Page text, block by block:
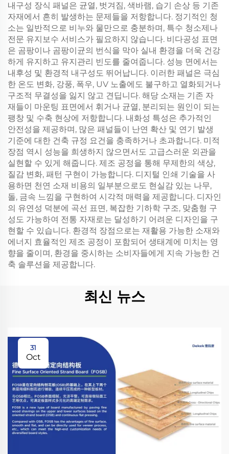
내구성 장식 패널은 균열, 벗겨짐, 색바램, 습기 손상 등 기존
자재에서 흔히 발생하는 문제들을 저항합니다. 정기적인 청
소는 일반적으로 비누와 물만으로 충분하며, 특수 청소제나
전문 유지보수 서비스가 필요하지 않습니다. 비다공성 표면
은 곰팡이나 곰팡이균의 번식을 막아 실내 환경을 더욱 건강
하게 유지하고 유지관리 빈도를 줄여줍니다. 성능 면에서는
내후성 및 환경적 내구성도 뛰어납니다. 이러한 패널은 극심
한 온도 변화, 강풍, 폭우, UV 노출에도 불구하고 열화되거나
구조적 무결성을 잃지 않고 견딥니다. 해당 소재는 기존 자
재들이 마운팅 표면에서 휘거나 균열, 분리되는 원인이 되는
팽창 및 수축 현상에 저항합니다. 내화성 특성은 추가적인
안전성을 제공하며, 많은 패널들이 난연 확산 및 연기 발생
기준에 대한 건축 규정 요건을 충족하거나 초과합니다. 미적
장점 역시 성능을 희생하지 않으면서도 고급스러운 외관을
실현할 수 있게 해줍니다. 제조 공정을 통해 무제한의 색상,
질감 변화, 패턴 구현이 가능합니다. 디지털 인쇄 기술을 사
용하면 천연 소재 비용의 일부분으로도 현실감 있는 나무,
돌, 금속 느낌을 구현하여 시각적 매력을 제공합니다. 디자인
의 유연성 덕분에 곡선 표면, 복잡한 기하학 구조, 맞춤형 구
성도 가능하여 전통 자재로는 달성하기 어려운 디자인을 구
현할 수 있습니다. 환경적 장점으로는 재활용 가능한 소재와
에너지 효율적인 제조 공정이 포함되어 생태계에 미치는 영
향을 줄이며, 환경을 중시하는 소비자들에게 지속 가능한 건
축 솔루션을 제공합니다.
최신 뉴스
31
Oct